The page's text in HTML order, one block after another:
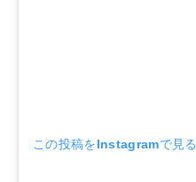
この投稿をInstagramで見る